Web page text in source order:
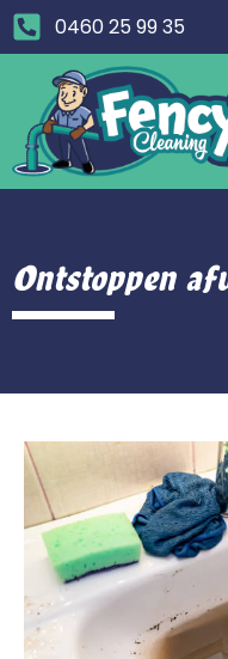
0460 25 99 35
Ontstoppen